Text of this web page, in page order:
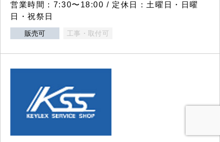
営業時間：7:30〜18:00 / 定休日：土曜日・日曜
日・祝祭日
販売可 工事・取付可